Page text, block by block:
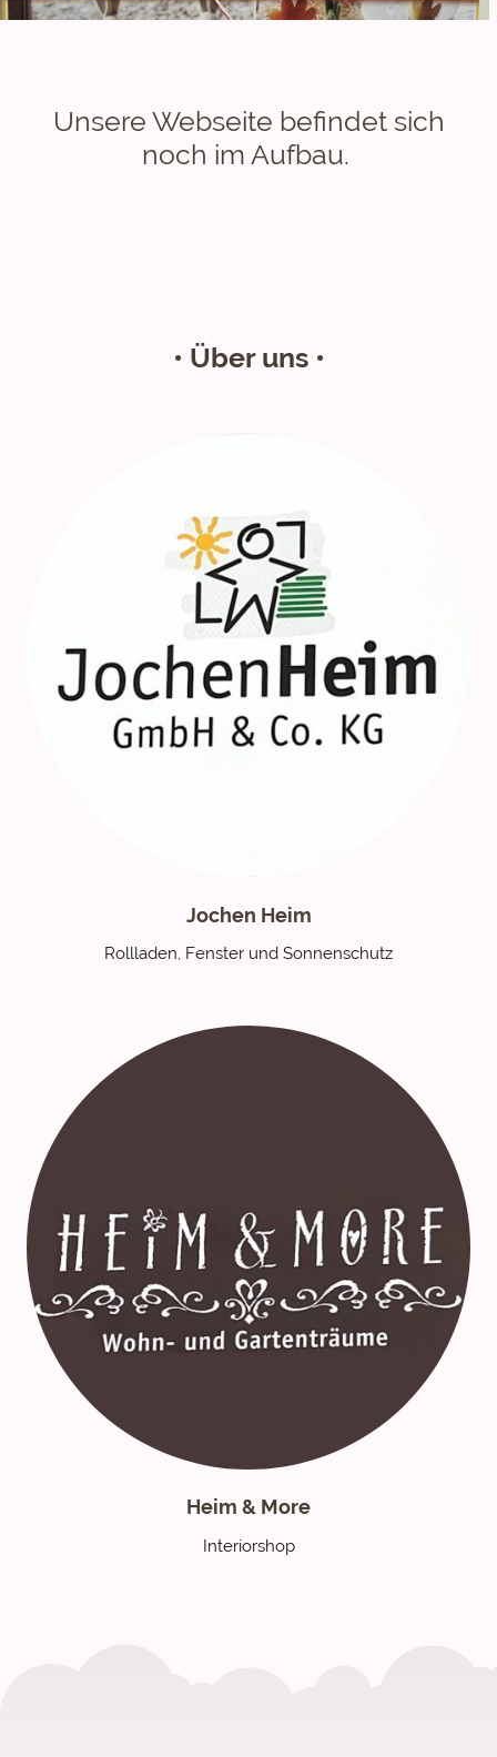
Unsere Webseite befindet sich
noch im Aufbau.
• Über uns •
Jochen Heim
Rollladen, Fenster und Sonnenschutz
Heim & More
Interiorshop